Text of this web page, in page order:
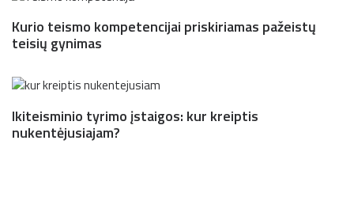
Kurio teismo kompetencijai priskiriamas pažeistų
teisių gynimas
Ikiteisminio tyrimo įstaigos: kur kreiptis
nukentėjusiajam?